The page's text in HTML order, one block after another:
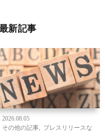
新記事
2026.08.05
その他の記事
プレスリリースな